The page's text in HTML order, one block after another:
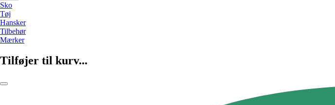
Sko
Tøj
Hansker
Tilbehør
Mærker
Tilføjer til kurv...